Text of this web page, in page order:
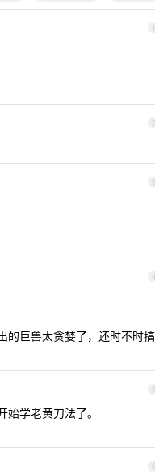
1
2
3
4
的巨兽太贪婪了，还时不时搞
5
学老黄刀法了。
6